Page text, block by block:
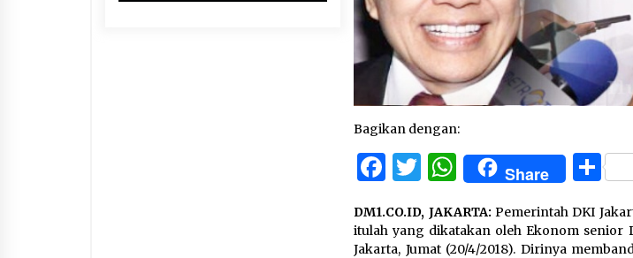
Bagikan dengan:
Facebook
Twitter
WhatsApp
Share
DM1.CO.ID, JAKARTA: Pemerintah DKI
itulah yang dikatakan oleh Ekonom senior
Jakarta, Jumat (20/4/2018). Dirinya